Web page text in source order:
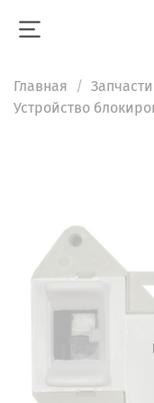
Главная
Устройство